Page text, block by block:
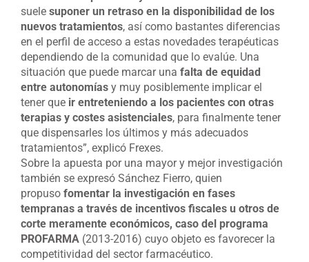
suele suponer un retraso en la disponibilidad de los
nuevos tratamientos, así como bastantes diferencias
en el perfil de acceso a estas novedades terapéuticas
dependiendo de la comunidad que lo evalúe. Una
situación que puede marcar una falta de equidad
entre autonomías y muy posiblemente implicar el
tener que ir entreteniendo a los pacientes con otras
terapias y costes asistenciales, para finalmente tener
que dispensarles los últimos y más adecuados
tratamientos”, explicó Frexes.
Sobre la apuesta por una mayor y mejor investigación
también se expresó Sánchez Fierro, quien
propuso fomentar la investigación en fases
tempranas a través de incentivos fiscales u otros de
corte meramente económicos, caso del programa
PROFARMA (2013-2016) cuyo objeto es favorecer la
competitividad del sector farmacéutico.